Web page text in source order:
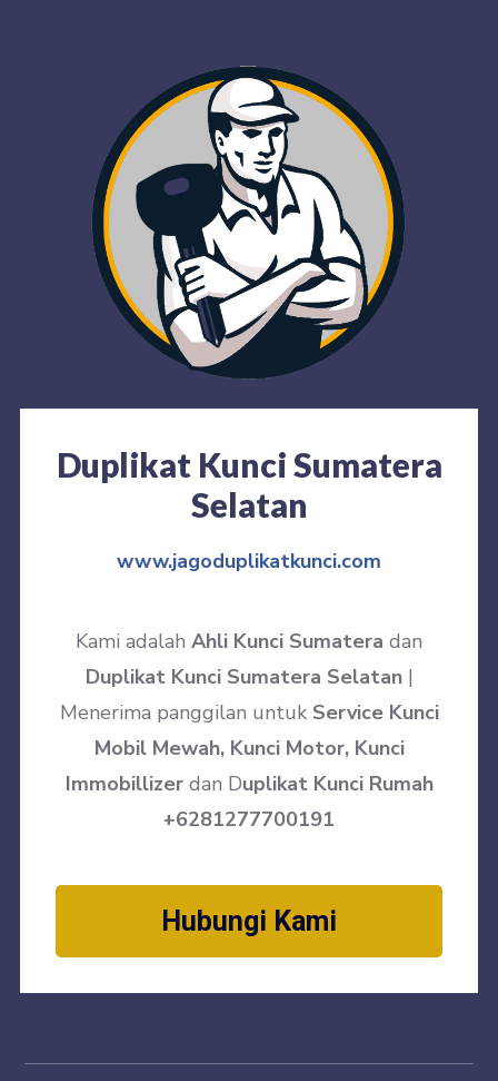
Duplikat Kunci Sumatera
Selatan
www.jagoduplikatkunci.com
Kami adalah Ahli Kunci Sumatera dan
Duplikat Kunci Sumatera Selatan|
Menerima panggilan untuk Service Kunci
Mobil Mewah, Kunci Motor, Kunci
Immobillizerdan Duplikat Kunci Rumah
+6281277700191
Hubungi Kami